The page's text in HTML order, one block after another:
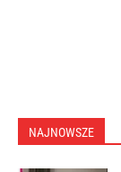
NAJNOWSZE